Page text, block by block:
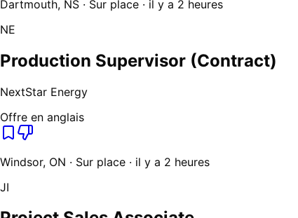
Dartmouth, NS · Sur place · il y a 2 heures
NE
Production Supervisor (Contract)
NextStar Energy
Offre en anglais
Windsor, ON · Sur place · il y a 2 heures
JI